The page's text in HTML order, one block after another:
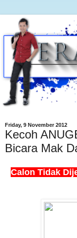
Friday, 9 November 2012
Kecoh
Bicara Mak
Calon Tidak